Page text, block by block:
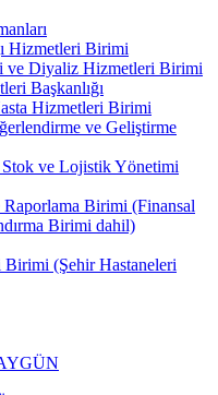
Hizmetleri Birimi
ve Diyaliz Hizmetleri Birimi
Başkanlığı
Hizmetleri Birimi
ve Geliştirme
ve Lojistik Yönetimi
Birimi (Finansal
Birimi dahil)
Birimi (Şehir Hastaneleri